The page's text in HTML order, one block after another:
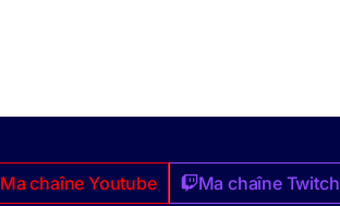
Ma chaîne Youtube Ma chaîne Twitch